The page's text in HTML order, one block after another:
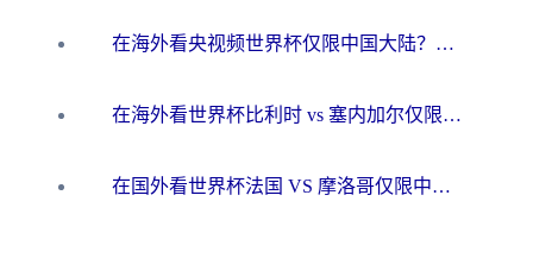
在海外看央视频世界杯仅限中国大陆？这篇指南帮你解锁中文解说+无卡顿直播
在海外看世界杯比利时 vs 塞内加尔仅限中国大陆？我找到了最流畅的中文解说之路
在国外看世界杯法国 VS 摩洛哥仅限中国大陆？海外党这样看中文解说赛事不卡顿